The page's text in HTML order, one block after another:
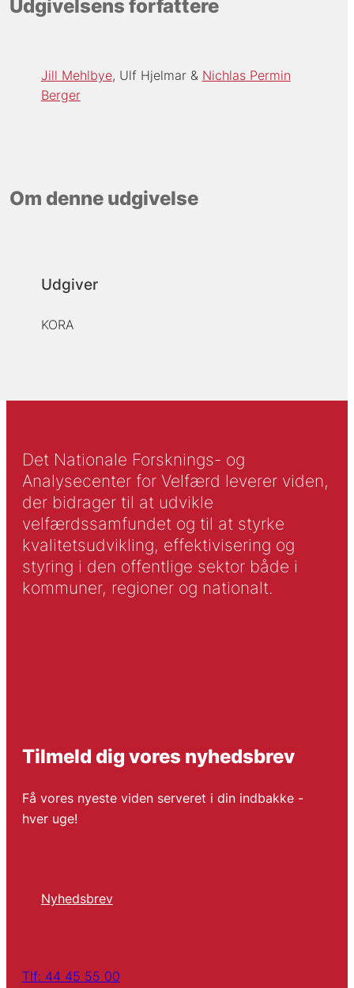
Udgivelsens forfattere
Jill Mehlbye Ulf Hjelmar
Nichlas Permin
Berger
Om denne udgivelse
Udgiver
KORA
Det Nationale Forsknings- og
Analysecenter for Velfærd leverer viden,
der bidrager til at udvikle
velfærdssamfundet og til at styrke
kvalitetsudvikling, effektivisering og
styring i den offentlige sektor både i
kommuner, regioner og nationalt.
Tilmeld dig vores nyhedsbrev
Få vores nyeste viden serveret i din indbakke -
hver uge!
Nyhedsbrev
Tlf: 44 45 55 00